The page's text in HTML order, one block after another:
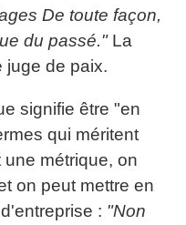
De toute façon,
du passé."La
juge de paix.
signifie être "en
qui méritent
métrique, on
on peut mettre en
: "Non